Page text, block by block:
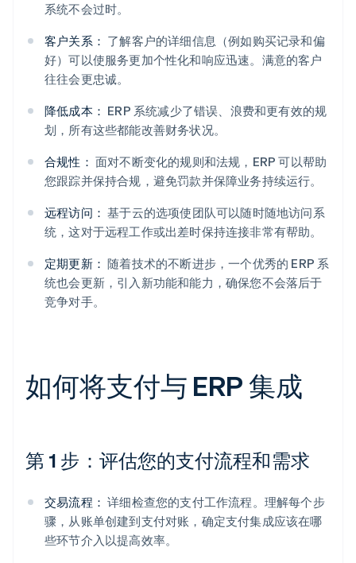
系统不会过时。
客户关系： 了解客户的详细信息（例如购买记录和偏
好）可以使服务更加个性化和响应迅速。满意的客户
往往会更忠诚。
降低成本： ERP 系统减少了错误、浪费和更有效的规
划，所有这些都能改善财务状况。
合规性： 面对不断变化的规则和法规，ERP 可以帮助
您跟踪并保持合规，避免罚款并保障业务持续运行。
远程访问： 基于云的选项使团队可以随时随地访问系
统，这对于远程工作或出差时保持连接非常有帮助。
定期更新： 随着技术的不断进步，一个优秀的 ERP 系
统也会更新，引入新功能和能力，确保您不会落后于
竞争对手。
如何将支付与 ERP 集成
第 1 步：评估您的支付流程和需求
交易流程： 详细检查您的支付工作流程。理解每个步
骤，从账单创建到支付对账，确定支付集成应该在哪
些环节介入以提高效率。